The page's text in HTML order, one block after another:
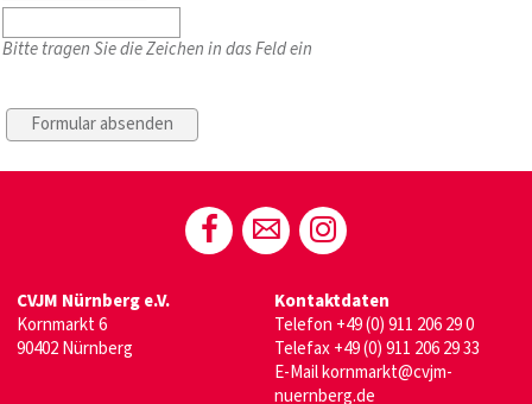
Bitte tragen Sie die Zeichen in das Feld ein
CVJM Nürnberg e.V.
Kornmarkt 6
90402 Nürnberg
Kontaktdaten
Telefon +49 (0) 911 206 29 0
Telefax +49 (0) 911 206 29 33
E-Mailkornmarkt@cvjm-
nuernberg.de